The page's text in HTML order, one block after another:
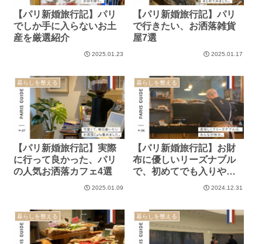
【パリ新婚旅行記】パリ
でしか手に入らないお土
産を厳選紹介
2025.01.23
【パリ新婚旅行記】パリ
で行きたい、お洒落雑貨
屋7選
2025.01.17
暮らしを整える
【パリ新婚旅行記】実際
に行って良かった、パリ
の人気お洒落カフェ4選
2025.01.09
暮らしを整える
【パリ新婚旅行記】お財
布に優しいリーズナブル
で、初めてでも入りやす
い美味しいランチが食べ
2024.12.31
暮らしを整える 暮らしを整える